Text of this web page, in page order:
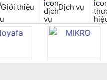
Giới thiệu Dịch vụ